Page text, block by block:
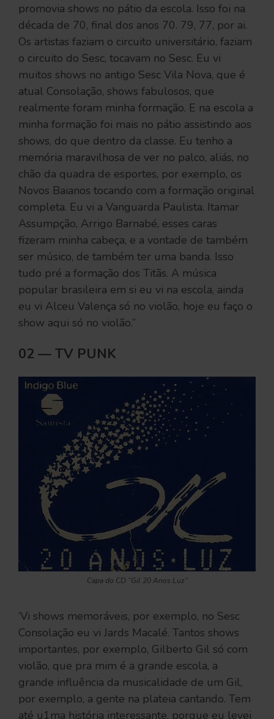
promovia shows no pátio da escola. Isso foi na
década de 70, final dos anos 70. 79, 77, por ai.
Os artistas faziam o circuito universitário, faziam
o circuito do Sesc, tocavam no Sesc. Eu vi
muitos shows no antigo Sesc Vila Nova, que é
atual Consolação, shows fabulosos, que
realmente foram minha formação. E na escola a
minha formação foi mais no pátio assistindo aos
shows, do que dentro da classe. Eu tenho a
memória maravilhosa de ver no palco, aliás, no
chão da quadra de esportes, por exemplo, os
Novos Baianos tocando com a formação original
completa. Eu vi a Vanguarda Paulista. Itamar
Assumpção, Arrigo Barnabé, esses caras
fizeram minha cabeça, e a vontade de também
ser músico, de também ter uma banda. Isso
tudo pré a formação dos Titãs. A música
popular brasileira em si eu vi na escola, ainda
eu vi Alceu Valença só no violão, hoje eu faço o
show aqui só no violão.”
02 — TV PUNK
Capa do CD “Gil 20 Anos Luz”
‘Vi shows memoráveis, por exemplo, no Sesc
Consolação eu vi Jards Macalé. Tantos shows
importantes, por exemplo, Gilberto Gil só com
violão, que pra mim é a grande escola, a
grande influência da musicalidade de um Gil,
por exemplo, a gente na plateia cantando. Tem
até u1ma história interessante, porque eu levei